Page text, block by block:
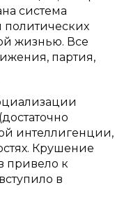
система
политических
жизнью. Все
партия,
интеллигенции,
Крушение
привело к
в